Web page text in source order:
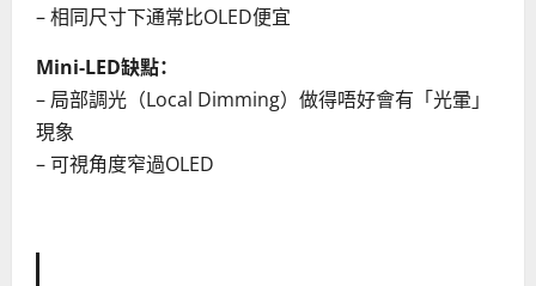
– 相同尺寸下通常比OLED便宜
Mini-LED缺點：
– 局部調光（Local Dimming）做得唔好會有「光暈」
現象
– 可視角度窄過OLED